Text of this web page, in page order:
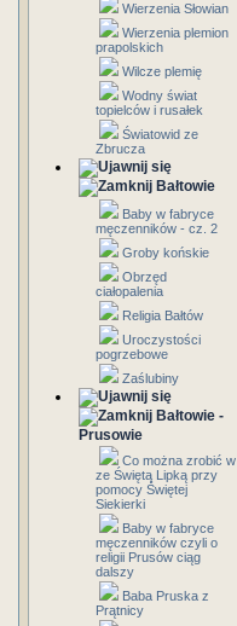
Wierzenia Słowian
Wierzenia plemion
prapolskich
Wilcze plemię
Wodny świat
topielców i rusałek
Światowid ze
Zbrucza
Bałtowie
Baby w fabryce
męczenników - cz. 2
Groby końskie
Obrzęd
ciałopalenia
Religia Bałtów
Uroczystości
pogrzebowe
Zaślubiny
Bałtowie -
Prusowie
Co można zrobić w
ze Świętą Lipką przy
pomocy Świętej
Siekierki
Baby w fabryce
męczenników czyli o
religii Prusów ciąg
dalszy
Baba Pruska z
Prątnicy